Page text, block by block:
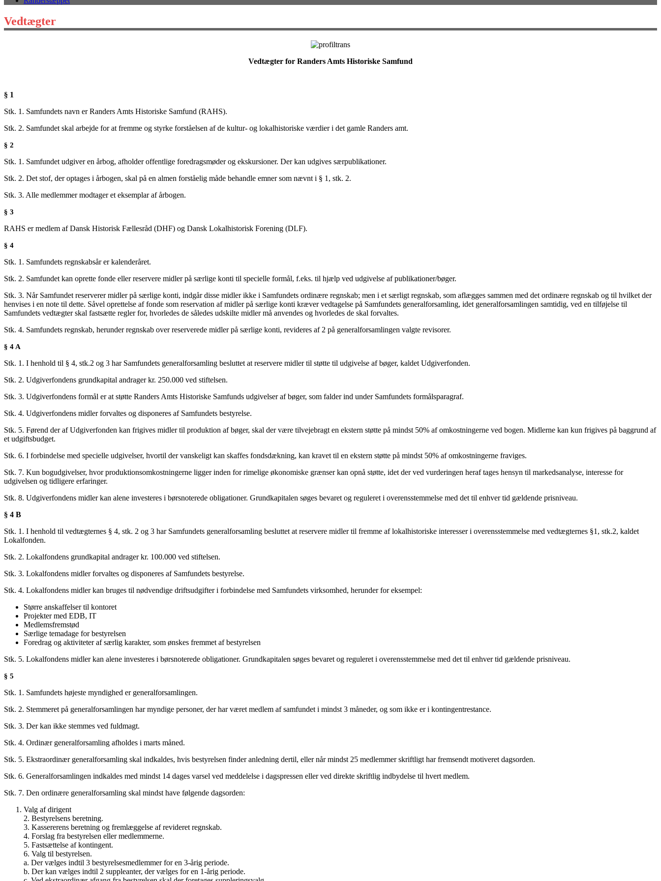
Vedtægter
Vedtægter for Randers Amts Historiske Samfund
§ 1
Stk. 1. Samfundets navn er Randers Amts Historiske Samfund (RAHS).
Stk. 2. Samfundet skal arbejde for at fremme og styrke forståelsen af de kultur- og lokalhistoriske værdier i det gamle Randers amt.
§ 2
Stk. 1. Samfundet udgiver en årbog, afholder offentlige foredragsmøder og ekskursioner. Der kan udgives særpublikationer.
Stk. 2. Det stof, der optages i årbogen, skal på en almen forståelig måde behandle emner som nævnt i § 1, stk. 2.
Stk. 3. Alle medlemmer modtager et eksemplar af årbogen.
§ 3
RAHS er medlem af Dansk Historisk Fællesråd (DHF) og Dansk Lokalhistorisk Forening (DLF).
§ 4
Stk. 1. Samfundets regnskabsår er kalenderåret.
Stk. 2. Samfundet kan oprette fonde eller reservere midler på særlige konti til specielle formål, f.eks. til hjælp ved udgivelse af publikationer/bøger.
Stk. 3. Når Samfundet reserverer midler på særlige konti, indgår disse midler ikke i Samfundets ordinære regnskab; men i et særligt regnskab, som aflægges sammen med det ordinære regnskab og til hvilket der
henvises i en note til dette. Såvel oprettelse af fonde som reservation af midler på særlige konti kræver vedtagelse på Samfundets generalforsamling, idet generalforsamlingen samtidig, ved en tilføjelse til
Samfundets vedtægter skal fastsætte regler for, hvorledes de således udskilte midler må anvendes og hvorledes de skal forvaltes.
Stk. 4. Samfundets regnskab, herunder regnskab over reserverede midler på særlige konti, revideres af 2 på generalforsamlingen valgte revisorer.
§ 4 A
Stk. 1. I henhold til § 4, stk.2 og 3 har Samfundets generalforsamling besluttet at reservere midler til støtte til udgivelse af bøger, kaldet Udgiverfonden.
Stk. 2. Udgiverfondens grundkapital andrager kr. 250.000 ved stiftelsen.
Stk. 3. Udgiverfondens formål er at støtte Randers Amts Historiske Samfunds udgivelser af bøger, som falder ind under Samfundets formålsparagraf.
Stk. 4. Udgiverfondens midler forvaltes og disponeres af Samfundets bestyrelse.
Stk. 5. Førend der af Udgiverfonden kan frigives midler til produktion af bøger, skal der være tilvejebragt en ekstern støtte på mindst 50% af omkostningerne ved bogen. Midlerne kan kun frigives på baggrund af
et udgiftsbudget.
Stk. 6. I forbindelse med specielle udgivelser, hvortil der vanskeligt kan skaffes fondsdækning, kan kravet til en ekstern støtte på mindst 50% af omkostningerne fraviges.
Stk. 7. Kun bogudgivelser, hvor produktionsomkostningerne ligger inden for rimelige økonomiske grænser kan opnå støtte, idet der ved vurderingen heraf tages hensyn til markedsanalyse, interesse for
udgivelsen og tidligere erfaringer.
Stk. 8. Udgiverfondens midler kan alene investeres i børsnoterede obligationer. Grundkapitalen søges bevaret og reguleret i overensstemmelse med det til enhver tid gældende prisniveau.
§ 4 B
Stk. 1. I henhold til vedtægternes § 4, stk. 2 og 3 har Samfundets generalforsamling besluttet at reservere midler til fremme af lokalhistoriske interesser i overensstemmelse med vedtægternes §1, stk.2, kaldet
Lokalfonden.
Stk. 2. Lokalfondens grundkapital andrager kr. 100.000 ved stiftelsen.
Stk. 3. Lokalfondens midler forvaltes og disponeres af Samfundets bestyrelse.
Stk. 4. Lokalfondens midler kan bruges til nødvendige driftsudgifter i forbindelse med Samfundets virksomhed, herunder for eksempel:
Større anskaffelser til kontoret
Projekter med EDB, IT
Medlemsfremstød
Særlige temadage for bestyrelsen
Foredrag og aktiviteter af særlig karakter, som ønskes fremmet af bestyrelsen
Stk. 5. Lokalfondens midler kan alene investeres i børsnoterede obligationer. Grundkapitalen søges bevaret og reguleret i overensstemmelse med det til enhver tid gældende prisniveau.
§ 5
Stk. 1. Samfundets højeste myndighed er generalforsamlingen.
Stk. 2. Stemmeret på generalforsamlingen har myndige personer, der har været medlem af samfundet i mindst 3 måneder, og som ikke er i kontingentrestance.
Stk. 3. Der kan ikke stemmes ved fuldmagt.
Stk. 4. Ordinær generalforsamling afholdes i marts måned.
Stk. 5. Ekstraordinær generalforsamling skal indkaldes, hvis bestyrelsen finder anledning dertil, eller når mindst 25 medlemmer skriftligt har fremsendt motiveret dagsorden.
Stk. 6. Generalforsamlingen indkaldes med mindst 14 dages varsel ved meddelelse i dagspressen eller ved direkte skriftlig indbydelse til hvert medlem.
Stk. 7. Den ordinære generalforsamling skal mindst have følgende dagsorden:
Valg af dirigent
2. Bestyrelsens beretning.
3. Kassererens beretning og fremlæggelse af revideret regnskab.
4. Forslag fra bestyrelsen eller medlemmerne.
5. Fastsættelse af kontingent.
6. Valg til bestyrelsen.
a. Der vælges indtil 3 bestyrelsesmedlemmer for en 3-årig periode.
b. Der kan vælges indtil 2 suppleanter, der vælges for en 1-årig periode.